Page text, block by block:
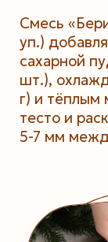
Смесь
уп.)
сахарной
шт.),
г) и
тесто и
5-7 мм